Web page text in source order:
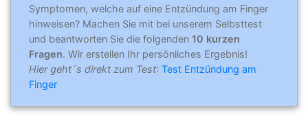
Symptomen, welche auf eine Entzündung am Finger
hinweisen? Machen Sie mit bei unserem Selbsttest
und beantworten Sie die folgenden 10 kurzen
Fragen. Wir erstellen Ihr persönliches Ergebnis!
Hier geht´s direkt zum Test: Test Entzündung am
Finger